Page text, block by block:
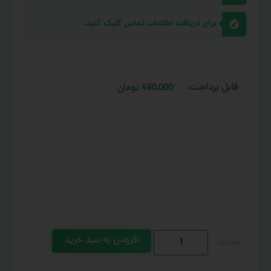
برای دریافت اطلاعات تماس کلیک کنید.
قابل پرداخت: 490,000 تومان
افزودن به سبد خرید